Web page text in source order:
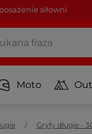
siłowni
Moto
Gryfy długie -